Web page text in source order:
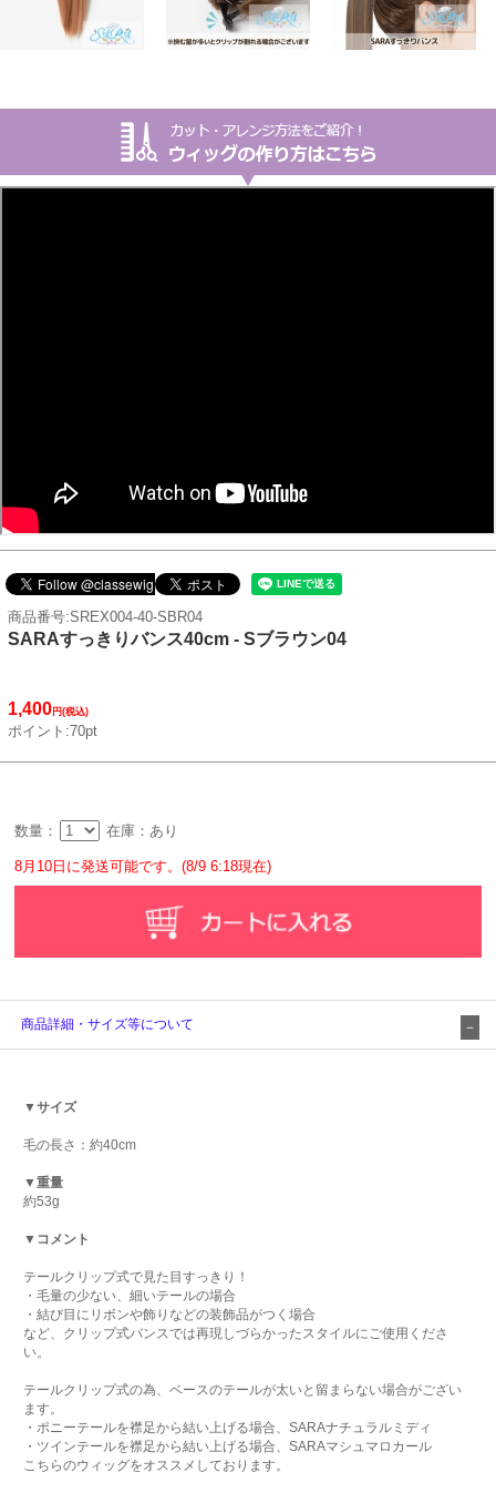
商品番号:SREX004-40-SBR04
SARAすっきりバンス40cm - Sブラウン04
1,400円(税込)
ポイント:70pt
数量： 在庫：あり
8月10日に発送可能です。(8/9 6:18現在)
商品詳細・サイズ等について
▼サイズ
毛の長さ：約40cm
▼重量
約53g
▼コメント
テールクリップ式で見た目すっきり！
・毛量の少ない、細いテールの場合
・結び目にリボンや飾りなどの装飾品がつく場合
など、クリップ式バンスでは再現しづらかったスタイルにご使用くださ
い。
テールクリップ式の為、ベースのテールが太いと留まらない場合がござい
ます。
・ポニーテールを襟足から結い上げる場合、SARAナチュラルミディ
・ツインテールを襟足から結い上げる場合、SARAマシュマロカール
こちらのウィッグをオススメしております。